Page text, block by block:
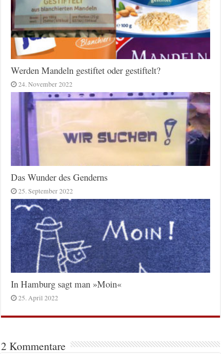
Werden Mandeln gestiftet oder gestiftelt?
24. November 2022
Das Wunder des Genderns
25. September 2022
In Hamburg sagt man »Moin«
25. April 2022
2 Kommentare